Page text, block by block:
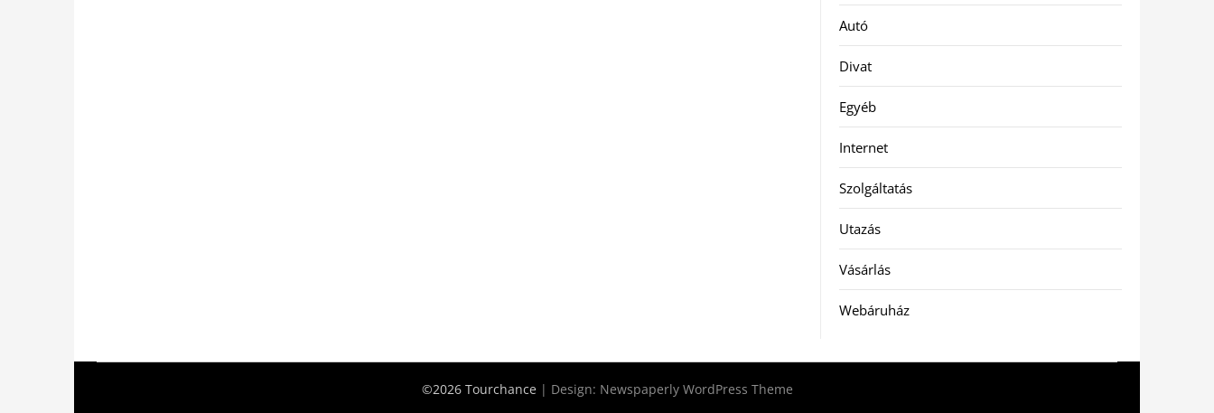
Autó
Divat
Egyéb
Internet
Szolgáltatás
Utazás
Vásárlás
Webáruház
©2026 Tourchance | Design: Newspaperly WordPress Theme